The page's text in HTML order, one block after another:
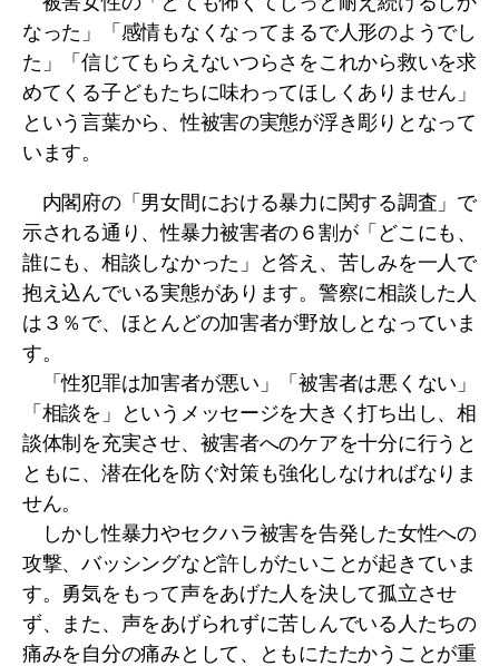
なった」「感情もなくなってまるで人形のようでし
た」「信じてもらえないつらさをこれから救いを求
めてくる子どもたちに味わってほしくありません」
という言葉から、性被害の実態が浮き彫りとなって
います。
内閣府の「男女間における暴力に関する調査」で
示される通り、性暴力被害者の６割が「どこにも、
誰にも、相談しなかった」と答え、苦しみを一人で
抱え込んでいる実態があります。警察に相談した人
は３％で、ほとんどの加害者が野放しとなっていま
す。
「性犯罪は加害者が悪い」「被害者は悪くない」
「相談を」というメッセージを大きく打ち出し、相
談体制を充実させ、被害者へのケアを十分に行うと
ともに、潜在化を防ぐ対策も強化しなければなりま
せん。
しかし性暴力やセクハラ被害を告発した女性への
攻撃、バッシングなど許しがたいことが起きていま
す。勇気をもって声をあげた人を決して孤立させ
ず、また、声をあげられずに苦しんでいる人たちの
痛みを自分の痛みとして、ともにたたかうことが重